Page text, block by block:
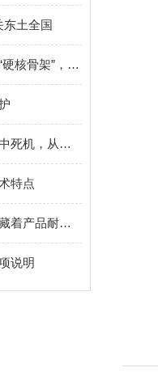
东土全国
耐压爆破试验台：拆开它的“硬核骨架”，核心组成全解析
恒温恒湿试验箱如果在运行中死机，从新开机设备处于什么状态？
特点
盐干湿试验箱的核心本事：藏着产品耐候性的“通关密码”
说明